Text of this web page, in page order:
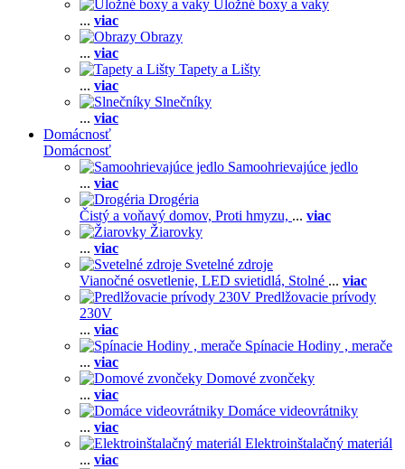
Úložné boxy a vaky
... viac
Obrazy
... viac
Tapety a Lišty
... viac
Slnečníky
... viac
Domácnosť
Domácnosť
Samoohrievajúce jedlo
... viac
Drogéria
Čistý a voňavý domov, Proti hmyzu, ... viac
Žiarovky
... viac
Svetelné zdroje
Vianočné osvetlenie, LED svietidlá, Stolné ... viac
Predlžovacie prívody
230V
... viac
Spínacie Hodiny , merače
... viac
Domové zvončeky
... viac
Domáce videovrátniky
... viac
Elektroinštalačný materiál
... viac